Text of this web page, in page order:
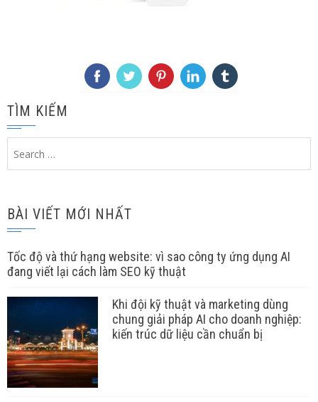
TÌM KIẾM
BÀI VIẾT MỚI NHẤT
Tốc độ và thứ hạng website: vì sao công ty ứng dụng AI
đang viết lại cách làm SEO kỹ thuật
Khi đội kỹ thuật và marketing dùng
chung giải pháp AI cho doanh nghiệp:
kiến trúc dữ liệu cần chuẩn bị